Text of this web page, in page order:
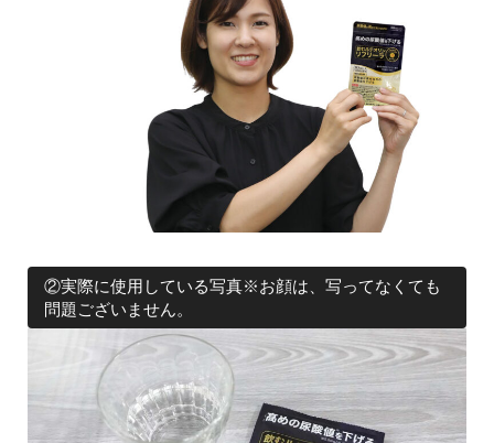
②実際に使用している写真※お顔は、写ってなくても
問題ございません。